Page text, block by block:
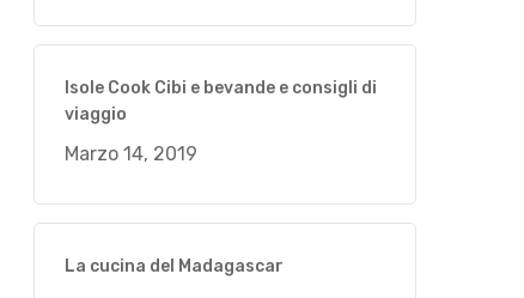
Isole Cook Cibi e bevande e consigli di
viaggio
Marzo 14, 2019
La cucina del Madagascar